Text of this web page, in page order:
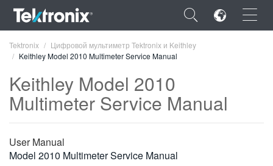
×
FRANÇAIS
Tektronix
Цифровой мультиметр Tektronix и Keithley
Keithley Model 2010 Multimeter Service Manual
Keithley Model 2010
Multimeter Service Manual
User Manual
Model 2010 Multimeter Service Manual